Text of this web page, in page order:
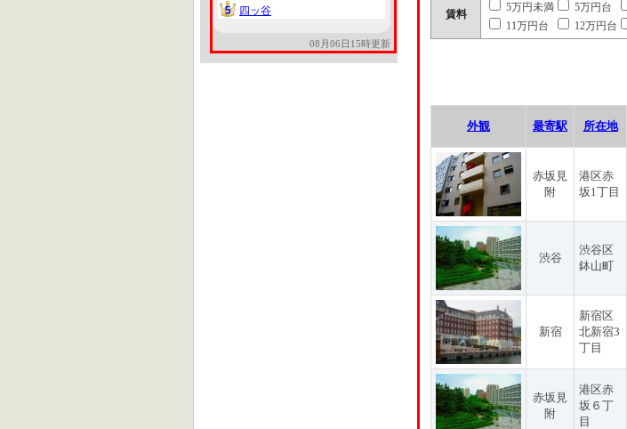
5
5 四ッ谷
08月06日15時更新
賃料
5万円未満 5万円台
11万円台
12万円台
外観 最寄駅 所在地
赤坂見
附
港区赤
坂1丁目
渋谷
渋谷区
鉢山町
新宿
新宿区
北新宿3
丁目
赤坂見
附
港区赤
坂６丁
目